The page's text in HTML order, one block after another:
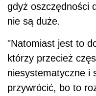
gdyż oszczędności
nie są duże.
"Natomiast jest to
którzy przecież
niesystematyczne
przywrócić, bo to